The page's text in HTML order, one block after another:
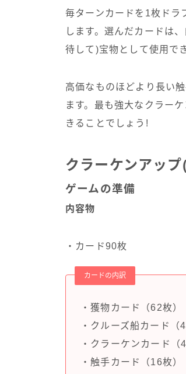
毎ターンカードを1枚ドラ
します。選んだカードは
待して)宝物として使用で
高価なものほどより長い
ます。最も強大なクラー
きることでしょう!
クラーケンアッ
ゲームの準備
内容物
・カード90枚
カードの内訳
・獲物カード（62枚）
・クルーズ船カード（4
・クラーケンカード（4
・触手カード（16枚）